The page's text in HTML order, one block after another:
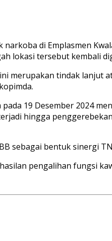
di Emplasmen
lokasi tersebut kembali
merupakan tindak
19 Desember 2024
hingga
sebagai bentuk sinergi
pengalihan fungsi